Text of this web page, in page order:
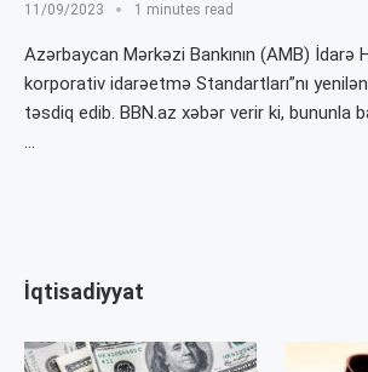
11/09/2023 1 minutes read
Azərbaycan Mərkəzi Bankının (AMB) İdarə
korporativ idarəetmə Standartları”nı
təsdiq edib. BBN.az xəbər verir ki, bununla
…
İqtisadiyyat